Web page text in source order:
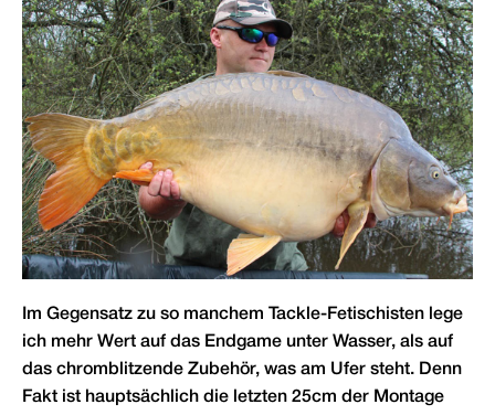
Im Gegensatz zu so manchem Tackle-Fetischisten lege
ich mehr Wert auf das Endgame unter Wasser, als auf
das chromblitzende Zubehör, was am Ufer steht. Denn
Fakt ist hauptsächlich die letzten 25cm der Montage